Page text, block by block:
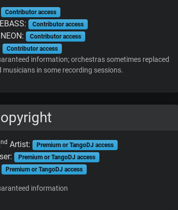
Contributor access
Contributor access
Contributor access
Contributor access
information; orchestras sometimes replaced
musicians in some recording sessions.
nd Artist: Premium or TangoDJ access
Premium or TangoDJ access
Premium or TangoDJ access
information